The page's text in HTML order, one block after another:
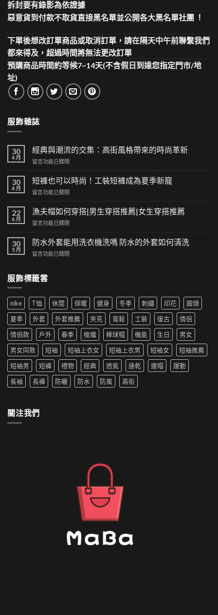
拆封要有錄影為依證據
惡意貨到付款不取貨直接黑名單並公開各大黑名單社團 ！
下單後想改訂單商品或取消訂單，請在隔天中午前聯繫我們
都來得及，超過時間將無法更改訂單
預購商品時間約等候7~14天(不含假日到達您指定門市/地
址)
服飾雜誌
30
4 月
經典與潮流的交集：高街風格帶來的時尚革新
在
典
與
潮
的
交
集：
街
風
來
尚
革
新〉
中
留言功能已關閉
30
4 月
短褲也可以時尚！工裝短褲成為夏季新寵
在
褲
也
可
時
尚！
工
短
褲
為
夏
季
新
寵〉
中
留言功能已關閉
22
6 月
漁夫帽如何穿搭|男生穿搭推薦|女生穿搭推薦
在
夫
帽
如
搭|
生
穿
搭
推
薦|
女
生
穿
推
薦〉
中
留言功能已關閉
30
5 月
防水外套能用洗衣機洗嗎 防水的外套如何清洗
在
外
用
洗
衣
機
嗎
防
水
的
外
套
清
洗〉
留言功能已關閉
服飾標籤雲
nike T恤 休閒 保暖 健身 冬季 刺繡 印花
圓領
夏季
外套 外套推薦 夾克 寬鬆 工裝 復古
情侶
情侶款
戶外 春季 梭織 棒球帽 機能 生日
男女
男女同款
短袖 短袖上衣女 短袖上衣男 短袖女
短袖推薦
短袖男
短褲 禮物 經典 透氣 速乾 連帽
運動
長袖
長褲 防曬 防水 防風 高街
關注我們